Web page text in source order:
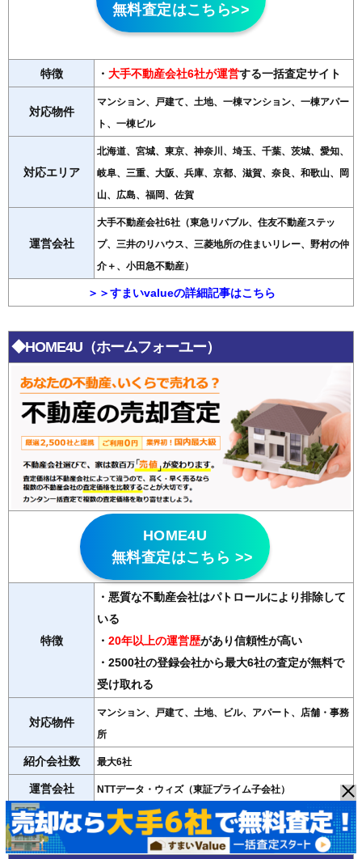
無料査定はこちら>>
特徴 ・ 大手不動産会社6社が運営する一括査定サイト
対応物件
マンション、戸建て、土地、一棟マンション、一棟アパー
ト、一棟ビル
対応エリア
北海道、宮城、東京、神奈川、埼玉、千葉、茨城、愛知、
岐阜、三重、大阪、兵庫、京都、滋賀、奈良、和歌山、岡
山、広島、福岡、佐賀
運営会社
大手不動産会社6社（東急リバブル、住友不動産ステッ
プ、三井のリハウス、三菱地所の住まいリレー、野村の仲
介＋、小田急不動産）
＞＞すまいvalueの詳細記事はこちら
◆HOME4U（ホームフォーユー）
HOME4U
無料査定はこちら >>
特徴
・悪質な不動産会社はパトロールにより排除して
いる
・ 20年以上の運営歴があり信頼性が高い
・2500社の登録会社から最大6社の査定が無料で
受け取れる
対応物件
マンション、戸建て、土地、ビル、アパート、店舗・事務
所
紹介会社数 最大6社
運営会社 NTTデータ・ウィズ（東証プライム子会社）
＞＞HOME4Uの詳細記事はこちら